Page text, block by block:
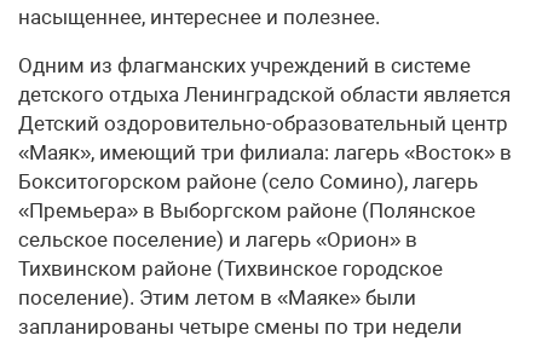
насыщеннее, интереснее и полезнее.
Одним из флагманских учреждений в системе
детского отдыха Ленинградской области является
Детский оздоровительно-образовательный центр
«Маяк», имеющий три филиала: лагерь «Восток» в
Бокситогорском районе (село Сомино), лагерь
«Премьера» в Выборгском районе (Полянское
сельское поселение) и лагерь «Орион» в
Тихвинском районе (Тихвинское городское
поселение). Этим летом в «Маяке» были
запланированы четыре смены по три недели